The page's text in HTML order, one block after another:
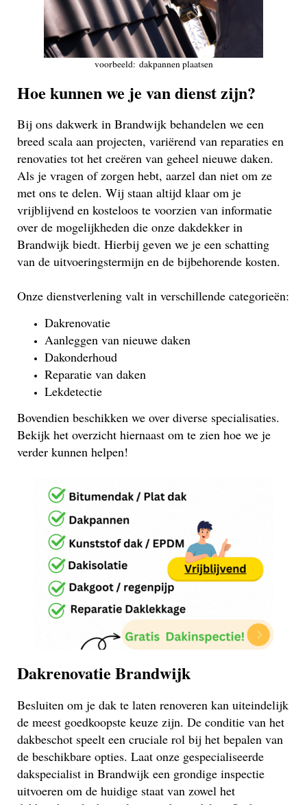
voorbeeld: dakpannen plaatsen
Hoe kunnen we je van dienst zijn?
Bij ons dakwerk in Brandwijk behandelen we een
breed scala aan projecten, variërend van reparaties en
renovaties tot het creëren van geheel nieuwe daken.
Als je vragen of zorgen hebt, aarzel dan niet om ze
met ons te delen. Wij staan altijd klaar om je
vrijblijvend en kosteloos te voorzien van informatie
over de mogelijkheden die onze dakdekker in
Brandwijk biedt. Hierbij geven we je een schatting
van de uitvoeringstermijn en de bijbehorende kosten.
Onze dienstverlening valt in verschillende categorieën:
Dakrenovatie
Aanleggen van nieuwe daken
Dakonderhoud
Reparatie van daken
Lekdetectie
Bovendien beschikken we over diverse specialisaties.
Bekijk het overzicht hiernaast om te zien hoe we je
verder kunnen helpen!
Dakrenovatie Brandwijk
Besluiten om je dak te laten renoveren kan uiteindelijk
de meest goedkoopste keuze zijn. De conditie van het
dakbeschot speelt een cruciale rol bij het bepalen van
de beschikbare opties. Laat onze gespecialiseerde
dakspecialist in Brandwijk een grondige inspectie
uitvoeren om de huidige staat van zowel het